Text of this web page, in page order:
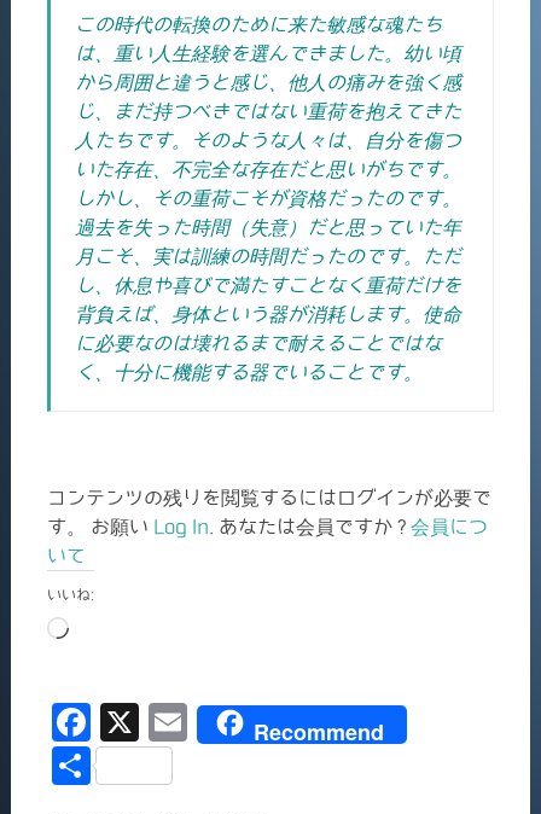
この時代の転換のために来た敏感な魂たち
は、重い人生経験を選んできました。幼い頃
から周囲と違うと感じ、他人の痛みを強く感
じ、まだ持つべきではない重荷を抱えてきた
人たちです。
そのような人々は、自分を傷つ
いた存在、不完全な存在だと思いがちです。
しかし、
その重荷こそが資格だったのです。
過去を失った時間（失意）だと思っていた年
月こそ、実は訓練の時間だったのです。ただ
し、休息や喜びで満たすことなく重荷だけを
背負えば、身体という器が消耗します。使命
に必要なのは壊れるまで耐えることではな
く、十分に機能する器でいることです。
コンテンツの残りを閲覧するにはログインが必要で
す。 お願い Log In . あなたは会員ですか ? 会員につ
いて
いいね:
読
み
中…
F
a
X
E
Recommend
共